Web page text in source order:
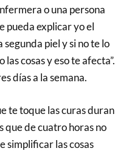
o una persona
pueda explicar yo el
piel y si no te lo
cosas y eso te afecta”.
días a la semana.
te toque las curas duran
que de cuatro horas no
simplificar las cosas